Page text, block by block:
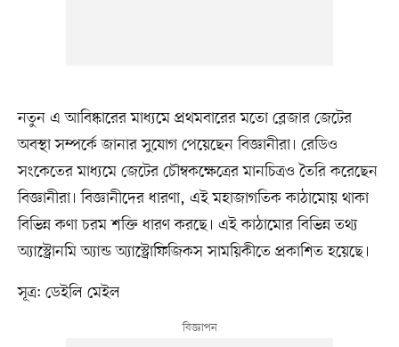
নতুন এ আবিষ্কারের মাধ্যমে প্রথমবারের মতো ব্লেজার জেটের
অবস্থা সম্পর্কে জানার সুযোগ পেয়েছেন বিজ্ঞানীরা। রেডিও
সংকেতের মাধ্যমে জেটের চৌম্বকক্ষেত্রের মানচিত্রও তৈরি করেছেন
বিজ্ঞানীরা। বিজ্ঞানীদের ধারণা, এই মহাজাগতিক কাঠামোয় থাকা
বিভিন্ন কণা চরম শক্তি ধারণ করছে। এই কাঠামোর বিভিন্ন তথ্য
অ্যাস্ট্রোনমি অ্যান্ড অ্যাস্ট্রোফিজিকস সাময়িকীতে প্রকাশিত হয়েছে।
সূত্র: ডেইলি মেইল